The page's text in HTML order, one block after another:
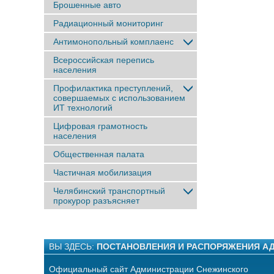
Брошенные авто
Радиационный мониторинг
Антимонопольный комплаенс
Всероссийская перепись
населения
Профилактика преступлений,
совершаемых с использованием
ИТ технологий
Цифровая грамотность
населения
Общественная палата
Частичная мобилизация
Челябинский транспортный
прокурор разъясняет
ВЫ ЗДЕСЬ: ПОСТАНОВЛЕНИЯ И РАСПОРЯЖЕНИЯ
Официальный сайт Администрации Снежинского